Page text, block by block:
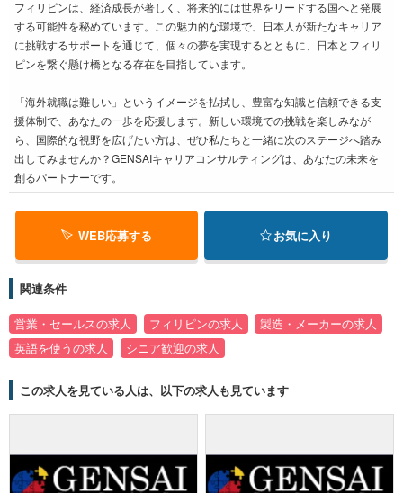
フィリピンは、経済成長が著しく、将来的には世界をリードする国へと発展
する可能性を秘めています。この魅力的な環境で、日本人が新たなキャリア
に挑戦するサポートを通じて、個々の夢を実現するとともに、日本とフィリ
ピンを繋ぐ懸け橋となる存在を目指しています。
「海外就職は難しい」というイメージを払拭し、豊富な知識と信頼できる支
援体制で、あなたの一歩を応援します。新しい環境での挑戦を楽しみなが
ら、国際的な視野を広げたい方は、ぜひ私たちと一緒に次のステージへ踏み
出してみませんか？GENSAIキャリアコンサルティングは、あなたの未来を
創るパートナーです。
WEB応募する お気に入り
関連条件
営業・セールスの求人 フィリピンの求人
製造・メーカーの求人
英語を使うの求人
シニア歓迎の求人
この求人を見ている人は、以下の求人も見ています